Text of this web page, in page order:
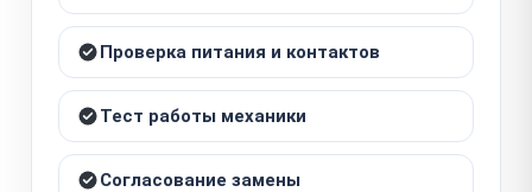
Проверка питания и контактов
Тест работы механики
Согласование замены